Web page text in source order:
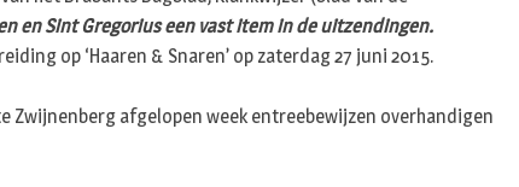
en Sint Gregorius een vast item in de uitzendingen.
op ‘Haaren & Snaren’ op zaterdag 27 juni 2015.
Zwijnenberg afgelopen week entreebewijzen overhandigen